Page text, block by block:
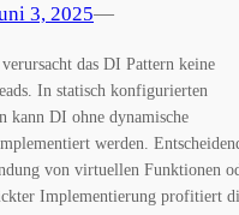
3, 2025—
das DI Pattern keine
In statisch konfigurierten
kann DI ohne dynamische
werden.
von virtuellen Funktionen
Implementierung profitiert